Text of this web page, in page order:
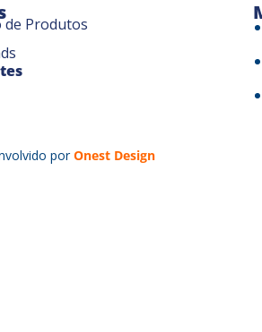
de Produtos
por Onest Design